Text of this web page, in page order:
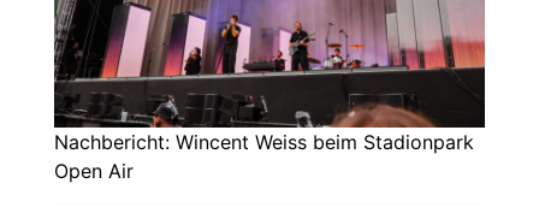
Nachbericht: Wincent Weiss beim Stadionpark
Open Air